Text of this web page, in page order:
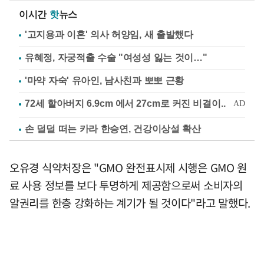
이시간 핫뉴스
'고지용과 이혼' 의사 허양임, 새 출발했다
유혜정, 자궁적출 수술 "여성성 잃는 것이…"
'마약 자숙' 유아인, 남사친과 뽀뽀 근황
손 덜덜 떠는 카라 한승연, 건강이상설 확산
오유경 식약처장은 "GMO 완전표시제 시행은 GMO 원
료 사용 정보를 보다 투명하게 제공함으로써 소비자의
알권리를 한층 강화하는 계기가 될 것이다"라고 말했다.